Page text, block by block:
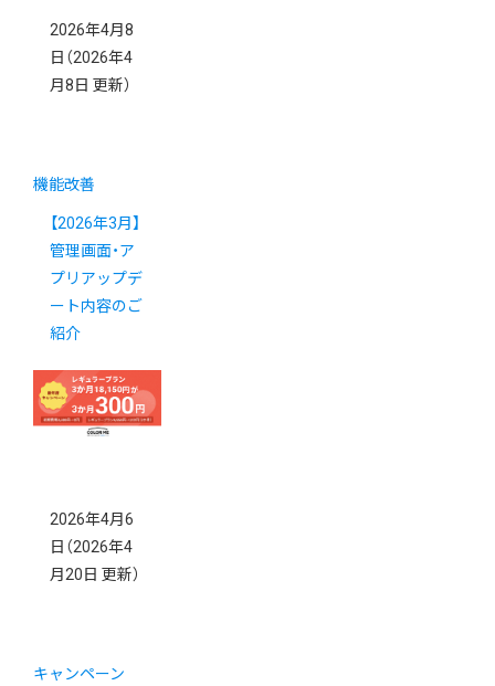
2026年4月8
日 （2026年4
月8日 更新）
機能改善
【2026年3月】
管理画面・ア
プリアップデ
ート内容のご
紹介
2026年4月6
日 （2026年4
月20日 更新）
キャンペーン